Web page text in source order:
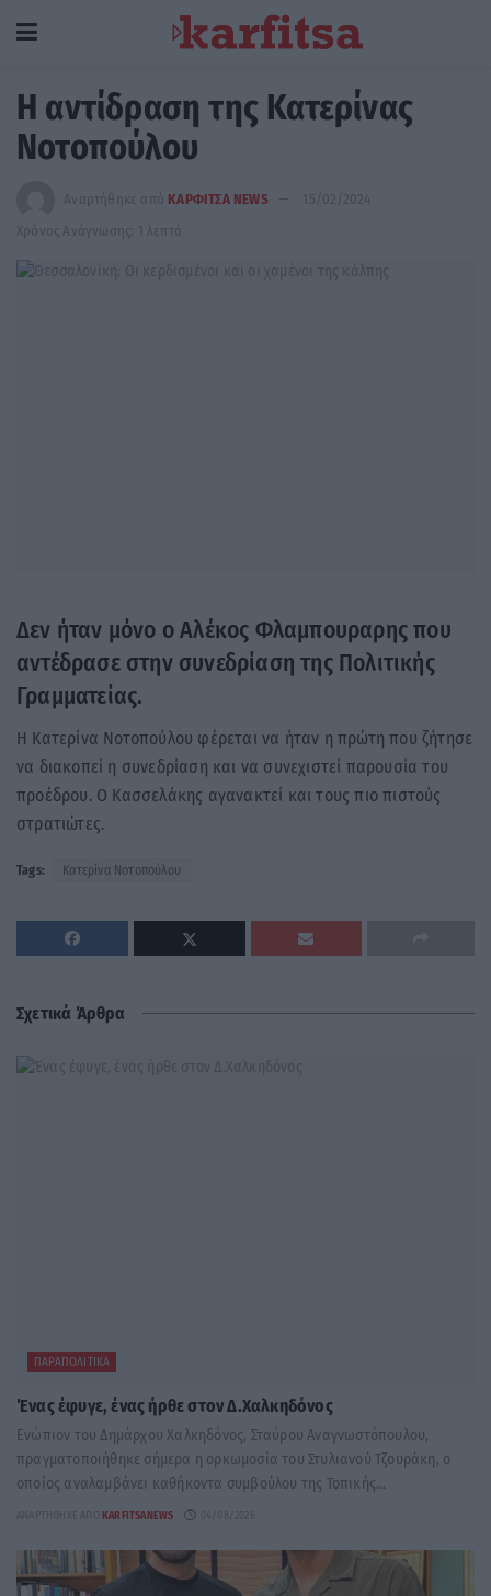
Η αντίδραση της Κατερίνας
Νοτοπούλου
Αναρτήθηκε από ΚΑΡΦΙΤΣΑ NEWS
15/02/2024
Χρόνος Ανάγνωσης: 1 λεπτό
Δεν ήταν μόνο ο Αλέκος Φλαμπουραρης που
αντέδρασε στην συνεδρίαση της Πολιτικής
Γραμματείας.
Η Κατερίνα Νοτοπούλου φέρεται να ήταν η πρώτη που ζήτησε
να διακοπεί η συνεδρίαση και να συνεχιστεί παρουσία του
προέδρου. Ο Κασσελάκης αγανακτεί και τους πιο πιστούς
στρατιώτες.
Tags: Κατερίνα Νοτοπούλου
Σχετικά Άρθρα
ΠΑΡΑΠΟΛΙΤΙΚΆ
Ένας έφυγε, ένας ήρθε στον Δ.Χαλκηδόνος
Ενώπιον του Δημάρχου Χαλκηδόνος, Σταύρου Αναγνωστόπουλου,
πραγματοποιήθηκε σήμερα η ορκωμοσία του Στυλιανού Τζουράκη, ο
οποίος αναλαμβάνει καθήκοντα συμβούλου της Τοπικής...
ΑΝΑΡΤΉΘΗΚΕ ΑΠΌ KARFITSANEWS